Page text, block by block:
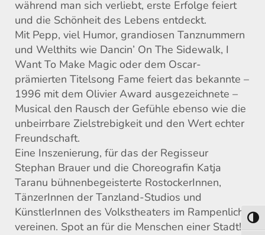
während man sich verliebt, erste Erfolge feiert
und die Schönheit des Lebens entdeckt.
Mit Pepp, viel Humor, grandiosen Tanznummern
und Welthits wie Dancin’ On The Sidewalk, I
Want To Make Magic oder dem Oscar-
prämierten Titelsong Fame feiert das bekannte –
1996 mit dem Olivier Award ausgezeichnete –
Musical den Rausch der Gefühle ebenso wie die
unbeirrbare Zielstrebigkeit und den Wert echter
Freundschaft.
Eine Inszenierung, für das der Regisseur
Stephan Brauer und die Choreografin Katja
Taranu bühnenbegeisterte RostockerInnen,
TänzerInnen der Tanzland-Studios und
KünstlerInnen des Volkstheaters im Rampenlicht
vereinen. Spot an für die Menschen einer Stadt!